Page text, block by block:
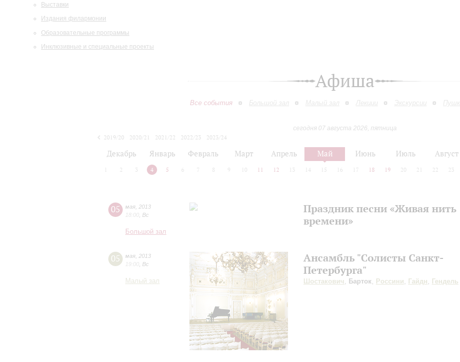
Выставки
Издания филармонии
Образовательные программы
Инклюзивные и специальные проекты
Афиша
Все события Большой зал Малый зал Лекции Экскурсии
сегодня 07 августа 2026, пятница
2019/20
2020/21 2021/22 2022/23
2023/24
Декабрь Январь Февраль Март Апрель Май Июнь Июль Август
2 3 4 5 6 7 8 9 10 11 12 13 14 15 16 17 18 19 20 21 22 23
05 мая 2013
18:00 Вс
Большой зал
Праздник песни «Живая нить
времени»
05 мая 2013
19:00 Вс
Малый зал
Ансамбль "Солисты Санкт-
Петербурга"
Шостакович , Барток, Россини, Гайдн, Гендель